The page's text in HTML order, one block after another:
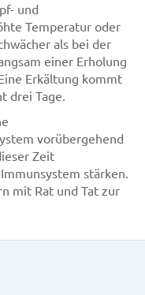
und
Temperatur oder
als bei der
einer Erholung
Erkältung kommt
drei Tage.
vorübergehend
Zeit
stärken.
mit Rat und Tat zur